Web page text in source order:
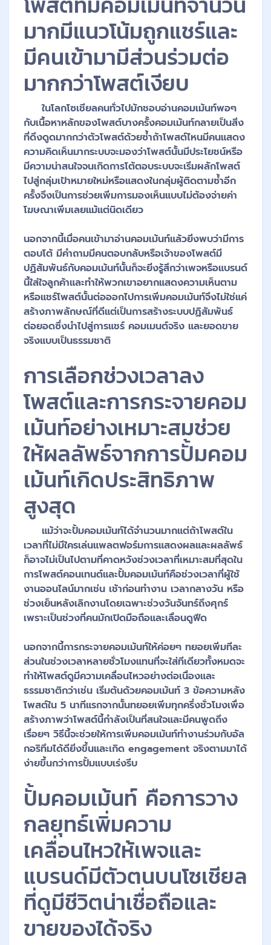
มากมีแนวโน้มถูกแชร์และ
มีคนเข้ามามีส่วนร่วมต่อ
มากกว่าโพสต์เงียบ
ในโลกโซเชียลคนทั่วไปมักชอบอ่านคอมเม้นท์พอๆ
กับเนื้อหาหลักของโพสต์บางครั้งคอมเม้นท์กลายเป็นสิ่ง
ที่ดึงดูดมากกว่าตัวโพสต์ด้วยซ้ำถ้าโพสต์ไหนมีคนแสดง
ความคิดเห็นมากระบบจะมองว่าโพสต์นั้นมีประโยชน์หรือ
มีความน่าสนใจจนเกิดการโต้ตอบระบบจะเริ่มผลักโพสต์
ไปสู่กลุ่มเป้าหมายใหม่หรือแสดงในกลุ่มผู้ติดตามซ้ำอีก
ครั้งจึงเป็นการช่วยเพิ่มการมองเห็นแบบไม่ต้องจ่ายค่า
โฆษณาเพิ่มเลยแม้แต่นิดเดียว
นอกจากนี้เมื่อคนเข้ามาอ่านคอมเม้นท์แล้วยิ่งพบว่ามีการ
ตอบโต้ มีคำถามมีคนตอบกลับหรือเจ้าของโพสต์มี
ปฏิสัมพันธ์กับคอมเม้นท์นั้นก็จะยิ่งรู้สึกว่าเพจหรือแบรนด์
นี้ใส่ใจลูกค้าและทำให้พวกเขาอยากแสดงความเห็นตาม
หรือแชร์โพสต์นั้นต่อออกไปการเพิ่มคอมเม้นท์จึงไม่ใช่แค่
สร้างภาพลักษณ์ที่ดีแต่เป็นการสร้างระบบปฏิสัมพันธ์
ต่อยอดซึ่งนำไปสู่การแชร์ คอมเมนต์จริง และยอดขาย
จริงแบบเป็นธรรมชาติ
การเลือกช่วงเวลาลง
โพสต์และการกระจายคอม
เม้นท์อย่างเหมาะสมช่วย
ให้ผลลัพธ์จากการปั้มคอม
เม้นท์เกิดประสิทธิภาพ
สูงสุด
แม้ว่าจะปั้มคอมเม้นท์ได้จำนวนมากแต่ถ้าโพสต์ใน
เวลาที่ไม่มีใครเล่นแพลตฟอร์มการแสดงผลและผลลัพธ์
ก็อาจไม่เป็นไปตามที่คาดหวังช่วงเวลาที่เหมาะสมที่สุดใน
การโพสต์คอนเทนต์และปั้มคอมเม้นท์คือช่วงเวลาที่ผู้ใช้
งานออนไลน์มากเช่น เช้าก่อนทำงาน เวลากลางวัน หรือ
ช่วงเย็นหลังเลิกงานโดยเฉพาะช่วงวันจันทร์ถึงศุกร์
เพราะเป็นช่วงที่คนมักเปิดมือถือและเลื่อนดูฟีด
นอกจากนี้การกระจายคอมเม้นท์ให้ค่อยๆ ทยอยเพิ่มทีละ
ส่วนในช่วงเวลาหลายชั่วโมงแทนที่จะใส่ทีเดียวทั้งหมดจะ
ทำให้โพสต์ดูมีความเคลื่อนไหวอย่างต่อเนื่องและ
ธรรมชาติกว่าเช่น เริ่มต้นด้วยคอมเม้นท์ 3 ข้อความหลัง
โพสต์ใน 5 นาทีแรกจากนั้นทยอยเพิ่มทุกครึ่งชั่วโมงเพื่อ
สร้างภาพว่าโพสต์นี้กำลังเป็นที่สนใจและมีคนพูดถึง
เรื่อยๆ วิธีนี้จะช่วยให้การเพิ่มคอมเม้นท์ทำงานร่วมกับอัล
กอริทึมได้ดียิ่งขึ้นและเกิด engagement จริงตามมาได้
ง่ายขึ้นกว่าการปั้มแบบเร่งรีบ
ปั้มคอมเม้นท์ คือการวาง
กลยุทธ์เพิ่มความ
เคลื่อนไหวให้เพจและ
แบรนด์มีตัวตนบนโซเชียล
ที่ดูมีชีวิตน่าเชื่อถือและ
ขายของได้จริง